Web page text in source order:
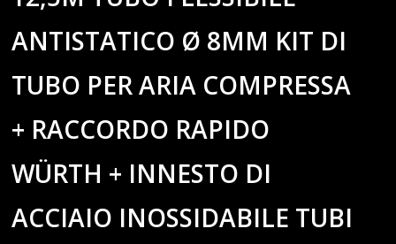
ANTISTATICO Ø 8MM KIT DI
TUBO PER ARIA COMPRESSA
+ RACCORDO RAPIDO
WÜRTH + INNESTO DI
ACCIAIO INOSSIDABILE TUBI